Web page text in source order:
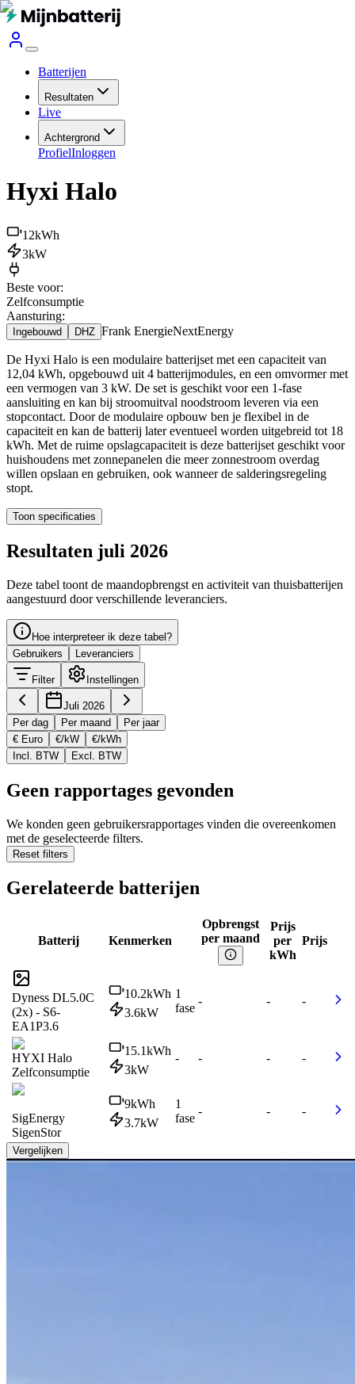
Batterijen
Resultaten
Live
Achtergrond
ProfielInloggen
Hyxi Halo
12kWh
3kW
Beste voor:
Zelfconsumptie
Aansturing:
Ingebouwd DHZ Frank EnergieNextEnergy
De Hyxi Halo is een modulaire batterijset met een capaciteit van
12,04 kWh, opgebouwd uit 4 batterijmodules, en een omvormer met
een vermogen van 3 kW. De set is geschikt voor een 1-fase
aansluiting en kan bij stroomuitval noodstroom leveren via een
stopcontact. Door de modulaire opbouw ben je flexibel in de
capaciteit en kan de batterij later eventueel worden uitgebreid tot 18
kWh. Met de ruime opslagcapaciteit is deze batterijset geschikt voor
huishoudens met zonnepanelen die meer zonnestroom overdag
willen opslaan en gebruiken, ook wanneer de salderingsregeling
stopt.
Toon specificaties
Resultaten juli 2026
Deze tabel toont de maandopbrengst en activiteit van thuisbatterijen
aangestuurd door verschillende leveranciers.
Hoe interpreteer ik deze tabel?
Gebruikers
Leveranciers
Filter Instellingen
Juli 2026
Per dag
Per maand
Per jaar
€ Euro
€/kW
€/kWh
Incl. BTW
Excl. BTW
Geen rapportages gevonden
We konden geen gebruikersrapportages vinden die overeenkomen
met de geselecteerde filters.
Reset filters
Gerelateerde batterijen
Batterij Kenmerken
Opbrengst
per maand
Prijs
per
kWh
Prijs
Dyness DL5.0C
(2x) - S6-
EA1P3.6
10.2kWh
3.6kW
1
fase
- - -
HYXI Halo
Zelfconsumptie
15.1kWh
3kW
- - - -
SigEnergy
SigenStor
9kWh
3.7kW
1
fase
- - -
Vergelijken